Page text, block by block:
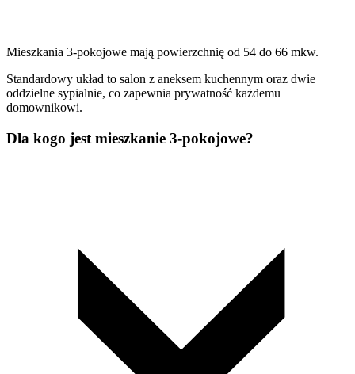
Mieszkania 3-pokojowe mają powierzchnię od 54 do 66 mkw.
Standardowy układ to salon z aneksem kuchennym oraz dwie
oddzielne sypialnie, co zapewnia prywatność każdemu
domownikowi.
Dla kogo jest mieszkanie 3-pokojowe?